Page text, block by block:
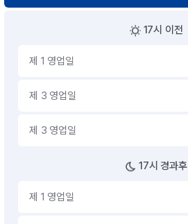
17시 이전
제 1 영업일
제 3 영업일
제 3 영업일
17시 경과후
제 1 영업일